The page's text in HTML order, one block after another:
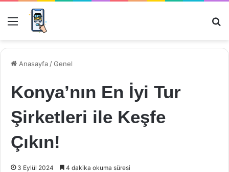
Menü
Anasayfa /Genel
Konya’nın En İyi Tur
Şirketleri ile Keşfe
Çıkın!
3 Eylül 2024 4 dakika okuma süresi